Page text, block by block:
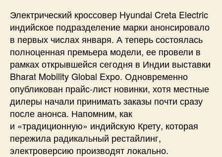
Электрический кроссовер Hyundai Creta Electric
индийское подразделение марки анонсировало
в первых числах января. А теперь состоялась
полноценная премьера модели, ее провели в
рамках открывшейся сегодня в Индии выставки
Bharat Mobility Global Expo. Одновременно
опубликован прайс-лист новинки, хотя местные
дилеры начали принимать заказы почти сразу
после анонса. Напомним, как
и «традиционную» индийскую Крету, которая
пережила радикальный рестайлинг,
электроверсию производят локально.